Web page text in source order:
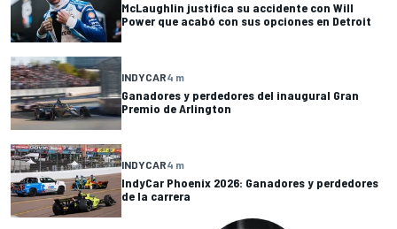
McLaughlin justifica su accidente con Will
Power que acabó con sus opciones en Detroit
INDYCAR4 m
Ganadores y perdedores del inaugural Gran
Premio de Arlington
INDYCAR4 m
IndyCar Phoenix 2026: Ganadores y perdedores
de la carrera